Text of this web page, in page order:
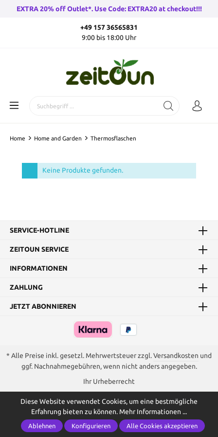
EXTRA 20% off Outlet*. Use Code: EXTRA20 at checkout!!!
+49 157 36565831
9:00 bis 18:00 Uhr
Home Home and Garden Thermosflaschen
Keine Produkte gefunden.
SERVICE-HOTLINE
ZEITOUN SERVICE
INFORMATIONEN
ZAHLUNG
JETZT ABONNIEREN
* Alle Preise inkl. gesetzl. Mehrwertsteuer zzgl.Versandkosten und
ggf. Nachnahmegebühren, wenn nicht anders angegeben.
Ihr Urheberrecht
Diese Website verwendet Cookies, um eine bestmögliche
Erfahrung bieten zu können. Mehr Informationen ...
Ablehnen Konfigurieren Alle Cookies akzeptieren